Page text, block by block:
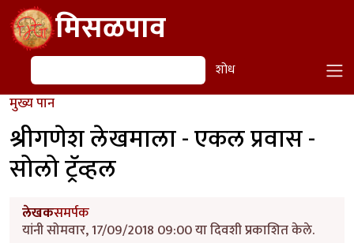
Skip to main contentमिसळपाव
शोध शोध
मुख्य पान
श्रीगणेश लेखमाला - एकल प्रवास -
सोलो ट्रॅव्हल
लेखकसमर्पक
यांनी सोमवार, 17/09/2018 09:00 या दिवशी प्रकाशित केले.